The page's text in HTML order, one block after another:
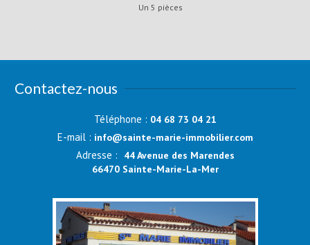
Un 5 pièces
Contactez-nous
Téléphone : 04 68 73 04 21
E-mail : info@sainte-marie-immobilier.com
Adresse :
44 Avenue des Marendes
66470 Sainte-Marie-La-Mer